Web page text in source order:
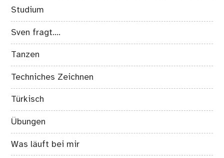
Studium
Sven fragt….
Tanzen
Techniches Zeichnen
Türkisch
Übungen
Was läuft bei mir